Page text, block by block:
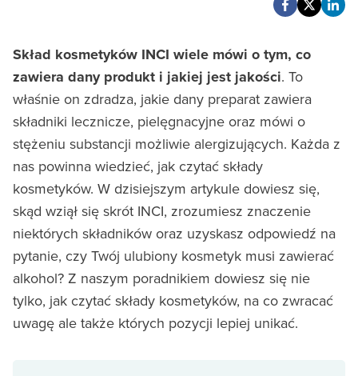
Skład kosmetyków INCI wiele mówi o tym, co
zawiera dany produkt i jakiej jest jakości. To
właśnie on zdradza, jakie dany preparat zawiera
składniki lecznicze, pielęgnacyjne oraz mówi o
stężeniu substancji możliwie alergizujących. Każda z
nas powinna wiedzieć, jak czytać składy
kosmetyków. W dzisiejszym artykule dowiesz się,
skąd wziął się skrót INCI, zrozumiesz znaczenie
niektórych składników oraz uzyskasz odpowiedź na
pytanie, czy Twój ulubiony kosmetyk musi zawierać
alkohol? Z naszym poradnikiem dowiesz się nie
tylko, jak czytać składy kosmetyków, na co zwracać
uwagę ale także których pozycji lepiej unikać.